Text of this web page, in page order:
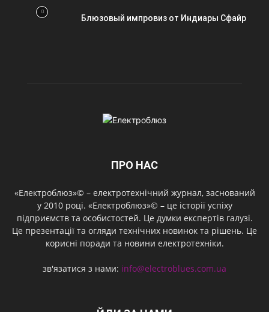
Блюзовый импровиз от Индиары Сфайр
ПРО НАС
«Електроблюз»© – електротехнічний журнал, заснований
у 2010 році. «Електроблюз»© – це історії успіху
підприємств та особистостей. Це думки експертів галузі.
Це презентації та огляди технічних новинок та рішень. Це
корисні поради та новини електротехніки.
зв'язатися з нами: info@electroblues.com.ua